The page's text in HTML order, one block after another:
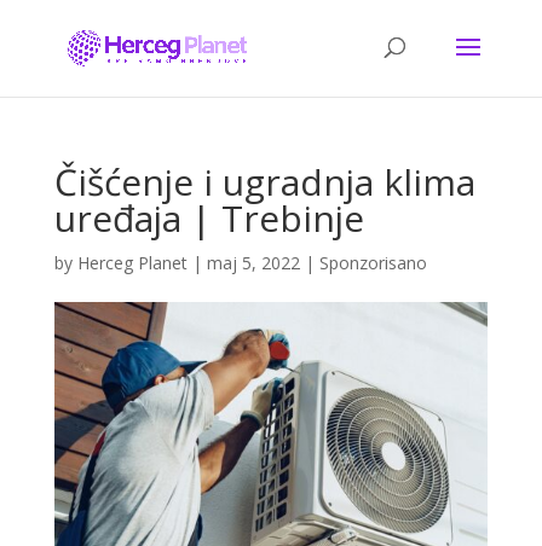
Čišćenje i ugradnja klima
uređaja | Trebinje
by Herceg Planet| maj 5, 2022| Sponzorisano